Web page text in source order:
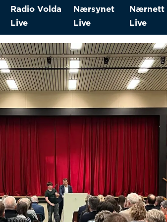
Radio Volda
Live
Nærsynet
Live
Nærnett
Live